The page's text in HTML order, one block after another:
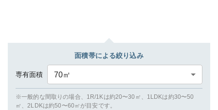
面積帯による絞り込み
専有面積 70㎡
※一般的な間取りの場合、1R/1Kは約20〜30㎡、1LDKは約30〜50
㎡、2LDKは約50〜60㎡が目安です。